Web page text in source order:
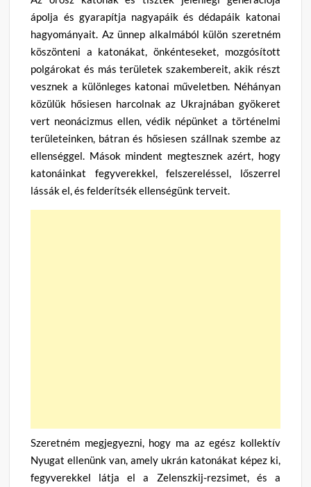
ápolja és gyarapítja nagyapáik és dédapáik katonai
hagyományait. Az ünnep alkalmából külön szeretném
köszönteni a katonákat, önkénteseket, mozgósított
polgárokat és más területek szakembereit, akik részt
vesznek a különleges katonai műveletben. Néhányan
közülük hősiesen harcolnak az Ukrajnában gyökeret
vert neonácizmus ellen, védik népünket a történelmi
területeinken, bátran és hősiesen szállnak szembe az
ellenséggel. Mások mindent megtesznek azért, hogy
katonáinkat fegyverekkel, felszereléssel, lőszerrel
lássák el, és felderítsék ellenségünk terveit.
Szeretném megjegyezni, hogy ma az egész kollektív
Nyugat ellenünk van, amely ukrán katonákat képez ki,
fegyverekkel látja el a Zelenszkij-rezsimet, és a